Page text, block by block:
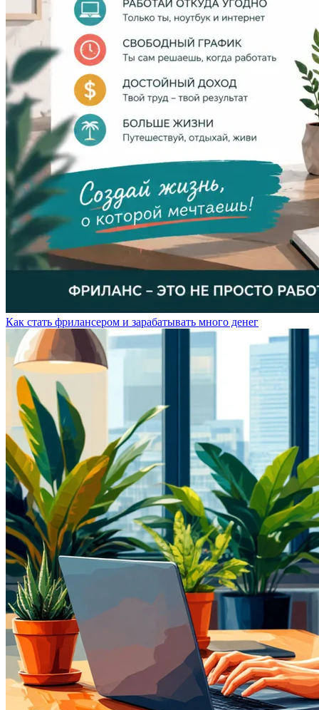
Как стать фрилансером и зарабатывать много денег